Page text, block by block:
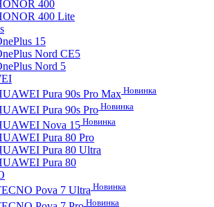
400
400 Lite
15
Nord CE5
Nord 5
Pura 90s Pro Max Новинка
Pura 90s Pro Новинка
Nova 15 Новинка
Pura 80 Pro
Pura 80 Ultra
Pura 80
Pova 7 Ultra Новинка
Новинка